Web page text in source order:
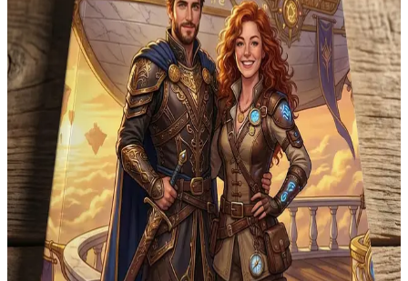
Recreativo
Nº 1 Infantil
Recreativo
Piratas, princesas, superhéroes: su cara y su nombre en cada página.
Explorar cuentos infantiles →
Educativo
Nº 2
Infantil
Educativo
Aprende jugando con cuentos que enseñan valores, emociones,
matemáticas y mucho más.